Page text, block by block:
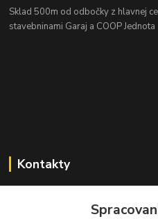
Sklad 500m od odbočky z hlavnej
stavebninami Garaj a COOP Jednota
Kontakty